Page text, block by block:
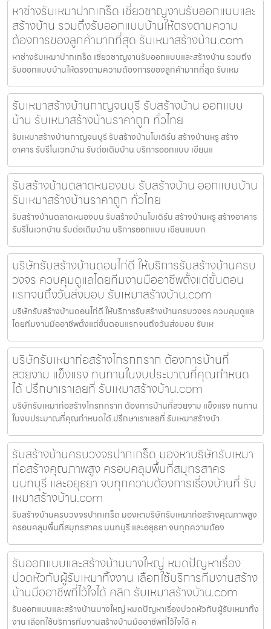
หาช่างรับเหมาปากเกร็ด เชี่ยวชาญงานรับออกแบบและ
สร้างบ้าน รวมถึงรับออกแบบบ้านให้ตรงตามความ
ต้องการของลูกค้ามากที่สุด รับเหมาสร้างบ้าน.com
หาช่างรับเหมาปากเกร็ด เชี่ยวชาญงานรับออกแบบและสร้างบ้าน รวมถึง
รับออกแบบบ้านให้ตรงตามความต้องการของลูกค้ามากที่สุด รับเหม
รับเหมาสร้างบ้านกาญจนบุรี รับสร้างบ้าน ออกแบบ
บ้าน รับเหมาสร้างบ้านราคาถูก ทั่วไทย
รับเหมาสร้างบ้านกาญจนบุรี รับสร้างบ้านโมเดิร์น สร้างบ้านหรู สร้าง
อาคาร รับรีโนเวทบ้าน รับต่อเติมบ้าน บริการออกแบบ เขียนแ
รับสร้างบ้านตลาดหนองมน รับสร้างบ้าน ออกแบบบ้าน
รับเหมาสร้างบ้านราคาถูก ทั่วไทย
รับสร้างบ้านตลาดหนองมน รับสร้างบ้านโมเดิร์น สร้างบ้านหรู สร้างอาคาร
รับรีโนเวทบ้าน รับต่อเติมบ้าน บริการออกแบบ เขียนแบบก
บริษัทรับสร้างบ้านดอนไก่ดี ให้บริการรับสร้างบ้านครบ
วงจร ควบคุมดูแลโดยทีมงานมืออาชีพตั้งแต่ขั้นตอน
แรกจนถึงวันส่งมอบ รับเหมาสร้างบ้าน.com
บริษัทรับสร้างบ้านดอนไก่ดี ให้บริการรับสร้างบ้านครบวงจร ควบคุมดูแล
โดยทีมงานมืออาชีพตั้งแต่ขั้นตอนแรกจนถึงวันส่งมอบ รับเห
บริษัทรับเหมาก่อสร้างโกรกกราก ต้องการบ้านที่
สวยงาม แข็งแรง ทนทานในงบประมาณที่คุณกำหนด
ได้ ปรึกษาเราเลยที่ รับเหมาสร้างบ้าน.com
บริษัทรับเหมาก่อสร้างโกรกกราก ต้องการบ้านที่สวยงาม แข็งแรง ทนทาน
ในงบประมาณที่คุณกำหนดได้ ปรึกษาเราเลยที่ รับเหมาสร้างบ้า
รับสร้างบ้านครบวงจรปากเกร็ด มองหาบริษัทรับเหมา
ก่อสร้างคุณภาพสูง ครอบคลุมพื้นที่สมุทรสาคร
นนทบุรี และอยุธยา จบทุกความต้องการเรื่องบ้านที่ รับ
เหมาสร้างบ้าน.com
รับสร้างบ้านครบวงจรปากเกร็ด มองหาบริษัทรับเหมาก่อสร้างคุณภาพสูง
ครอบคลุมพื้นที่สมุทรสาคร นนทบุรี และอยุธยา จบทุกความต้อง
รับออกแบบและสร้างบ้านบางใหญ่ หมดปัญหาเรื่อง
ปวดหัวกับผู้รับเหมาทิ้งงาน เลือกใช้บริการทีมงานสร้าง
บ้านมืออาชีพที่ไว้ใจได้ คลิก รับเหมาสร้างบ้าน.com
รับออกแบบและสร้างบ้านบางใหญ่ หมดปัญหาเรื่องปวดหัวกับผู้รับเหมาทิ้ง
งาน เลือกใช้บริการทีมงานสร้างบ้านมืออาชีพที่ไว้ใจได้ ค